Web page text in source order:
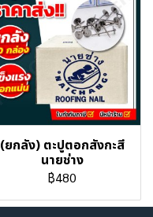
(ยกลัง) ตะปูตอกสังกะสี
นายช่าง
฿480